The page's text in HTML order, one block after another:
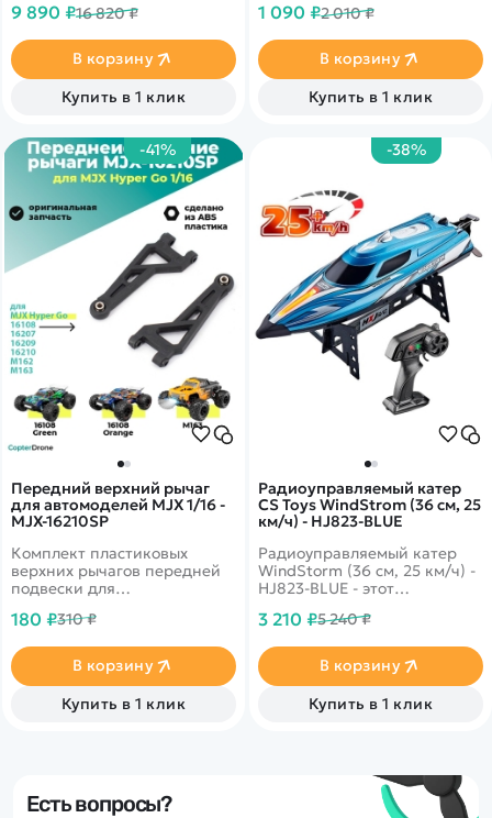
двух разных типов батарей.
9 890 ₽16 820 ₽
В корзину
Купить в 1 клик
реалистичный дизайн,
представленная модель
ничем не отличается от
настоящего экскаватора.
1 090 ₽2 010 ₽
В корзину
Купить в 1 клик
-41%
Передний верхний рычаг
для автомоделей MJX 1/16 -
MJX-16210SP
Комплект пластиковых
верхних рычагов передней
подвески для
автомоделей MJX масштаба
180 ₽310 ₽
В корзину
Купить в 1 клик
-38%
Радиоуправляемый катер
CS Toys WindStrom (36 см, 25
км/ч) - HJ823-BLUE
Радиоуправляемый катер
WindStorm (36 см, 25 км/ч) -
HJ823-BLUE - этот
великолепного катера HJ808
размер, может достичь
максимальной скорости 25
км/ч, благодаря мощному
коллекторному
3 210 ₽5 240 ₽
В корзину
Купить в 1 клик
Есть вопросы?